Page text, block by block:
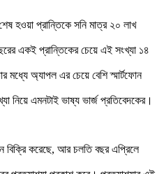
হওয়া প্রান্তিকে সনি মাত্র ২০ লাখ
একই প্রান্তিকের চেয়ে এই সংখ্যা ১৪
মধ্যে অ্যাপল এর চেয়ে বেশি স্মার্টফোন
নিয়ে এমনটাই ভাষ্য ভার্জ প্রতিবেদকের।
বিক্রি করেছে, আর চলতি বছর এপ্রিলে